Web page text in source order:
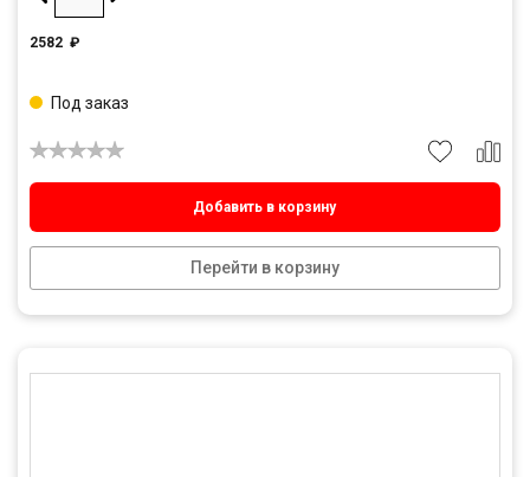
2582 ₽
Добавить в корзину
Перейти в корзину
Под заказ